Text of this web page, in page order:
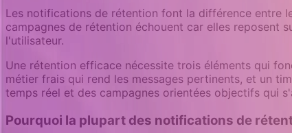
Les notifications de rétention font la différence entre
campagnes de rétention échouent car elles reposent
l'utilisateur.
Une rétention efficace nécessite trois éléments qui
métier frais qui rend les messages pertinents, et un
temps réel et des campagnes orientées objectifs qui
Pourquoi la plupart des notifications de